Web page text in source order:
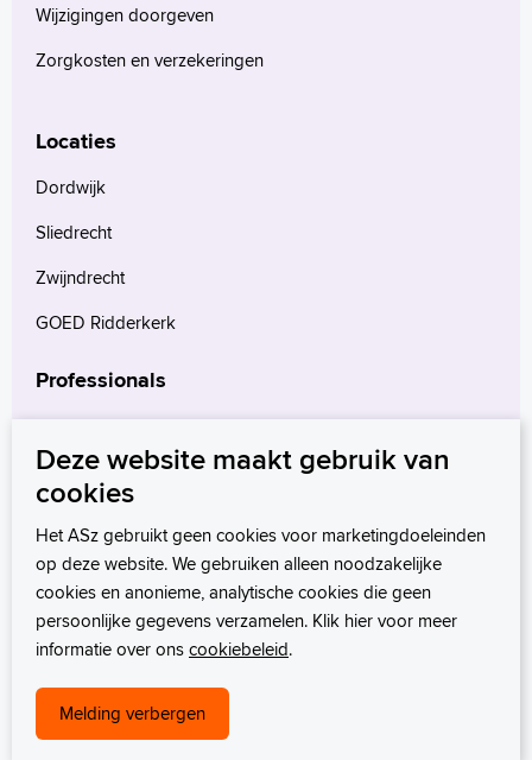
Wijzigingen doorgeven
Zorgkosten en verzekeringen
Locaties
Dordwijk
Sliedrecht
Zwijndrecht
GOED Ridderkerk
Professionals
Verwijzers
Wetenschappelijk onderzoek
Deze website maakt gebruik van
cookies
Het ASz gebruikt geen cookies voor marketingdoeleinden
op deze website. We gebruiken alleen noodzakelijke
cookies en anonieme, analytische cookies die geen
persoonlijke gegevens verzamelen. Klik hier voor meer
informatie over onscookiebeleid.
Melding verbergen